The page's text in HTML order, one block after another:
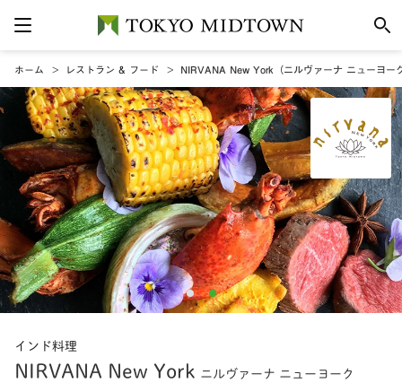
ホーム レストラン & フード NIRVANA New York（ニルヴァーナ ニューヨー
インド料理
NIRVANA New York ニルヴァーナ ニューヨーク